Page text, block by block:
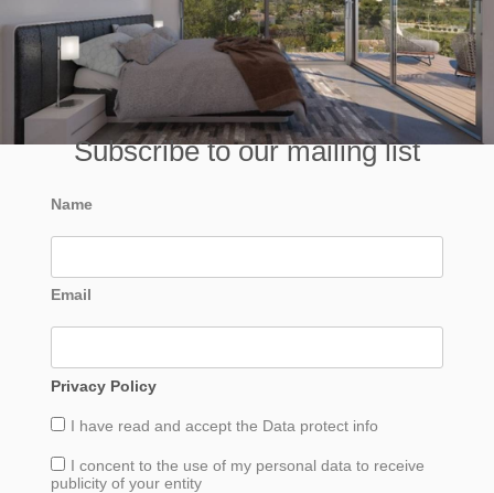
Subscribe to our mailing list
Name
Email
Privacy Policy
I have read and accept the Data protect info
I concent to the use of my personal data to receive
publicity of your entity